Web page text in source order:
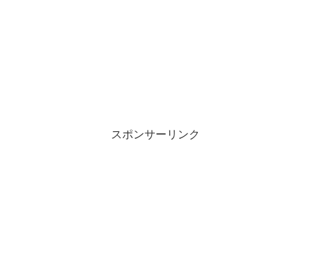
スポンサーリンク